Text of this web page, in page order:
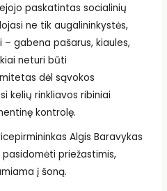
paskatintas socialinių
ne tik augalininkystės,
gabena pašarus, kiaules,
neturi būti
dėl sąvokos
kelių rinkliavos ribiniai
kontrolę.
Algis Baravykas
priežastimis,
į šoną.